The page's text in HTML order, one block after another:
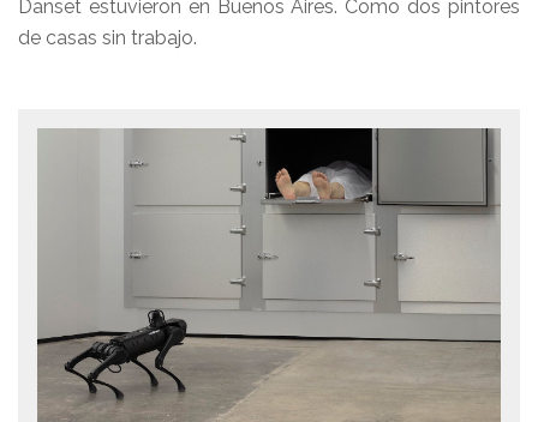
Danset estuvieron en Buenos Aires. Como dos pintores
de casas sin trabajo.